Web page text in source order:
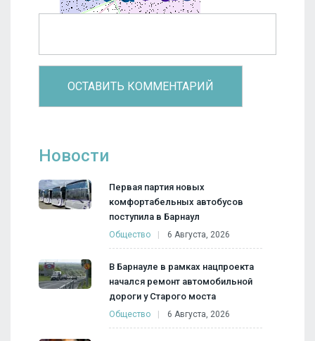
Новости
Первая партия новых
комфортабельных автобусов
поступила в Барнаул
Общество 6 Августа, 2026
В Барнауле в рамках нацпроекта
начался ремонт автомобильной
дороги у Старого моста
Общество 6 Августа, 2026